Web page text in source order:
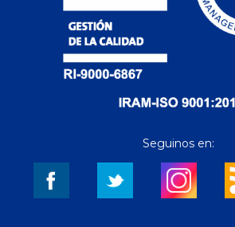
Seguinos en: